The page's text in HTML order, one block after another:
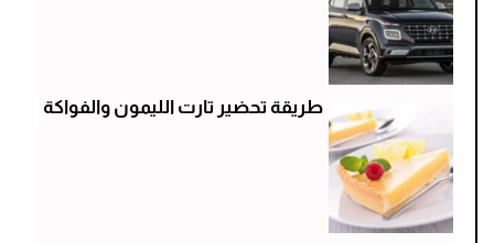
طريقة تحضير تارت الليمون والفواكة